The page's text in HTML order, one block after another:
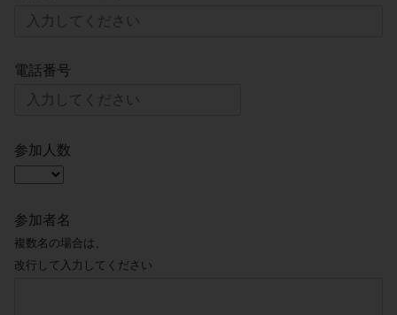
電話番号
参加人数
参加者名
複数名の場合は、
改行して入力してください